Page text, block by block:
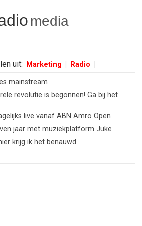
media
uit: Marketing Radio
mainstream
revolutie is begonnen! Ga bij het
live vanaf ABN Amro Open
jaar met muziekplatform Juke
krijg ik het benauwd